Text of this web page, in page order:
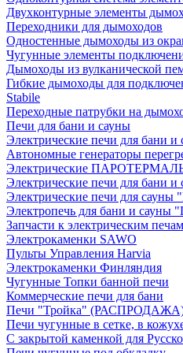
Двухконтурные элементы
Переходники для дымоходов
Одностенные дымоходы из
Чугунные элементы
Дымоходы из вулканической
Гибкие дымоходы для
Stabile
Переходные патрубки на
Печи для бани и сауны
Электрические печи для бани и
Автономные генераторы
Электрические
Электрические печи для бани
Электрические печи для сауны
Электропечь для бани и сауны
Запчасти к электрическим печам
Электрокаменки SAWO
Пульты Управления Harvia
Электрокаменки Финляндия
Чугунные Топки банной печи
Коммерческие печи для бани
Печи "Тройка"
Печи чугунные в сетке, в
С закрытой каменкой для